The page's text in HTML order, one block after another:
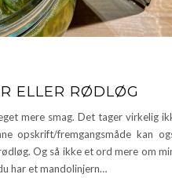
ELLER RØDLØG
mere smag. Det tager virkelig
opskrift/fremgangsmåde kan
Og så ikke et ord mere om
har et mandolinjern…